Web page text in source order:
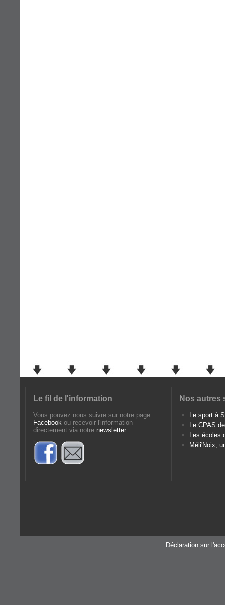
Le fil de l'information
Vous pouvez nous suivre sur notre page
Facebook ou recevoir l'information
directement via notre newsletter.
Nos autres
Le sport à
Le CPAS
Les écoles
Méli'Noix,
Déclaration sur